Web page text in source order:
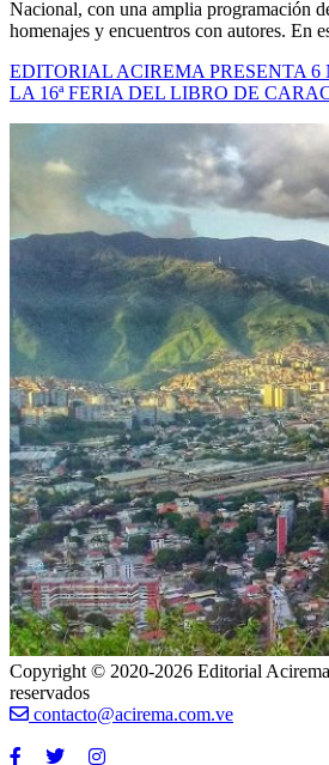
Nacional, con una amplia programación
homenajes y encuentros con autores. En
EDITORIAL ACIREMA PRESENTA
LA 16ª FERIA DEL LIBRO DE
Copyright © 2020-2026 Editorial
reservados
contacto@acirema.com.ve